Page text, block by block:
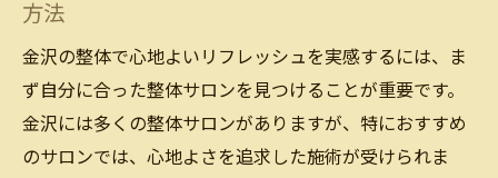
方法
金沢の整体で心地よいリフレッシュを実感するには、ま
ず自分に合った整体サロンを見つけることが重要です。
金沢には多くの整体サロンがありますが、特におすすめ
のサロンでは、心地よさを追求した施術が受けられま